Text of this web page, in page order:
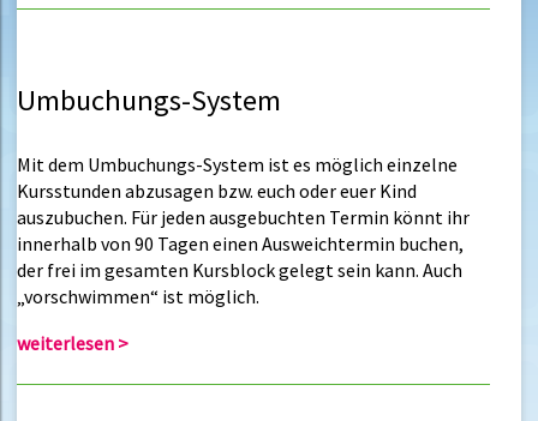
Umbuchungs-System
Mit dem Umbuchungs-System ist es möglich einzelne
Kursstunden abzusagen bzw. euch oder euer Kind
auszubuchen. Für jeden ausgebuchten Termin könnt ihr
innerhalb von 90 Tagen einen Ausweichtermin buchen,
der frei im gesamten Kursblock gelegt sein kann. Auch
„vorschwimmen“ ist möglich.
weiterlesen >